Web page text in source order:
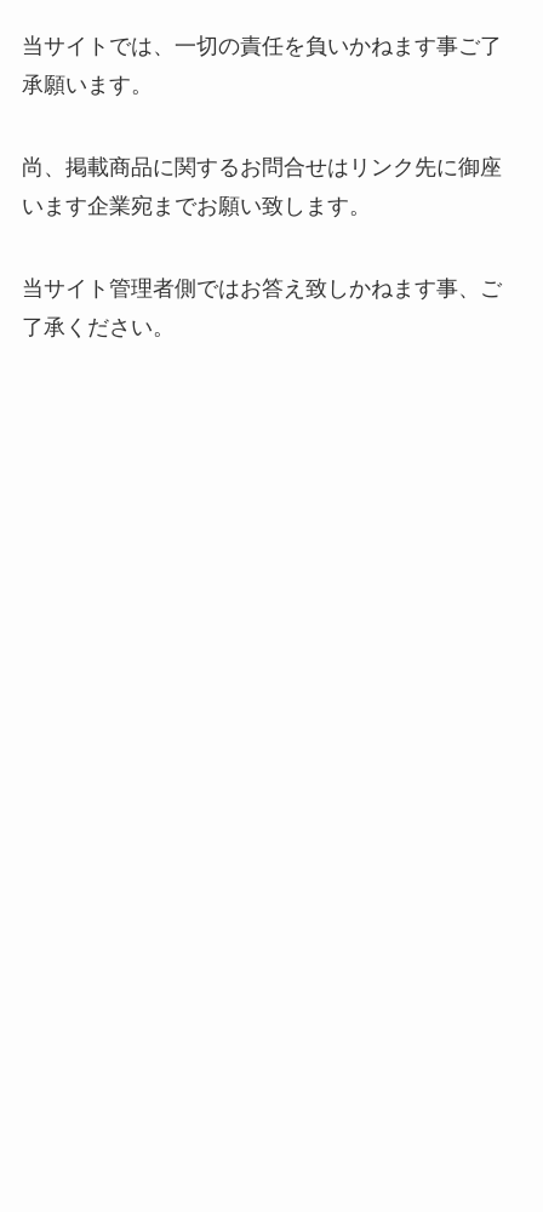
当サイトでは、一切の責任を負いかねます事ご了
承願います。
尚、掲載商品に関するお問合せはリンク先に御座
います企業宛までお願い致します。
当サイト管理者側ではお答え致しかねます事、ご
了承ください。